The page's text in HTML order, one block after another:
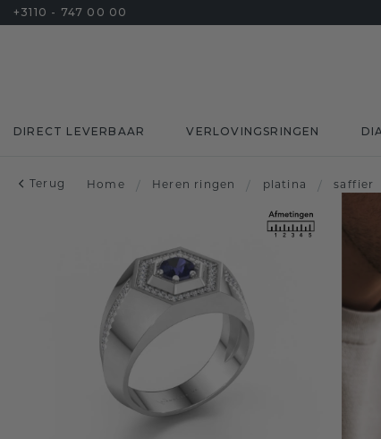
+3110 - 747 00 00
DIRECT LEVERBAAR VERLOVINGSRINGEN
Terug Home / Heren ringen / platina / saffier